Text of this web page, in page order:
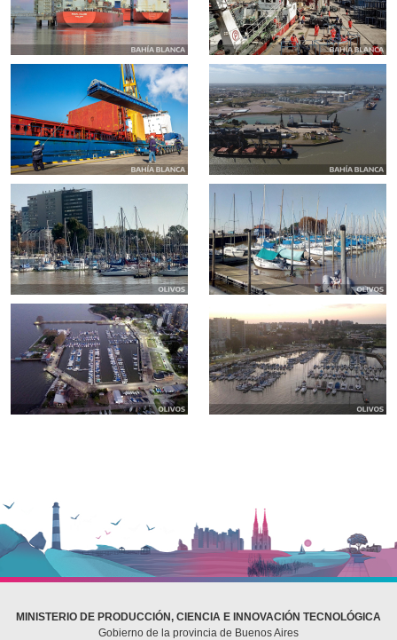
MINISTERIO DE PRODUCCIÓN, CIENCIA E INNOVACIÓN TECNOLÓGICA
Gobierno de la provincia de Buenos Aires